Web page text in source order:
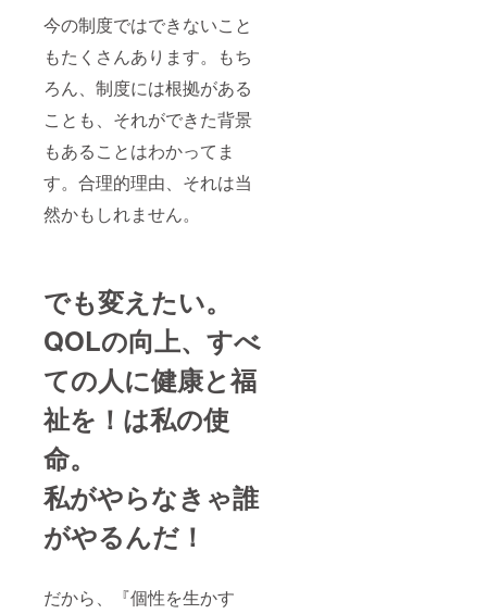
今の制度ではできないこと
もたくさんあります。もち
ろん、制度には根拠がある
ことも、それができた背景
もあることはわかってま
す。合理的理由、それは当
然かもしれません。
でも変えたい。
QOLの向上、すべ
ての人に健康と福
祉を！は私の使
命。
私がやらなきゃ誰
がやるんだ！
だから、『個性を生かす